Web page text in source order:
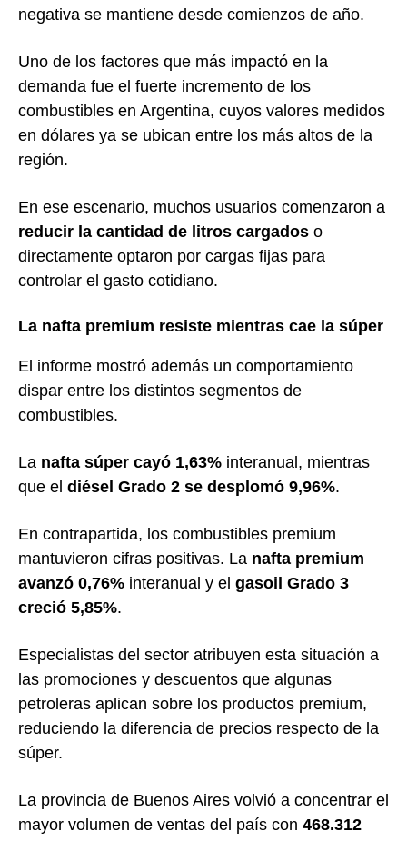
negativa se mantiene desde comienzos de año.
Uno de los factores que más impactó en la
demanda fue el fuerte incremento de los
combustibles en Argentina, cuyos valores medidos
en dólares ya se ubican entre los más altos de la
región.
En ese escenario, muchos usuarios comenzaron a
reducir la cantidad de litros cargados o
directamente optaron por cargas fijas para
controlar el gasto cotidiano.
La nafta premium resiste mientras cae la súper
El informe mostró además un comportamiento
dispar entre los distintos segmentos de
combustibles.
La nafta súper cayó 1,63% interanual, mientras
que el diésel Grado 2 se desplomó 9,96%.
En contrapartida, los combustibles premium
mantuvieron cifras positivas. La nafta premium
avanzó 0,76% interanual y el gasoil Grado 3
creció 5,85%.
Especialistas del sector atribuyen esta situación a
las promociones y descuentos que algunas
petroleras aplican sobre los productos premium,
reduciendo la diferencia de precios respecto de la
súper.
La provincia de Buenos Aires volvió a concentrar el
mayor volumen de ventas del país con 468.312